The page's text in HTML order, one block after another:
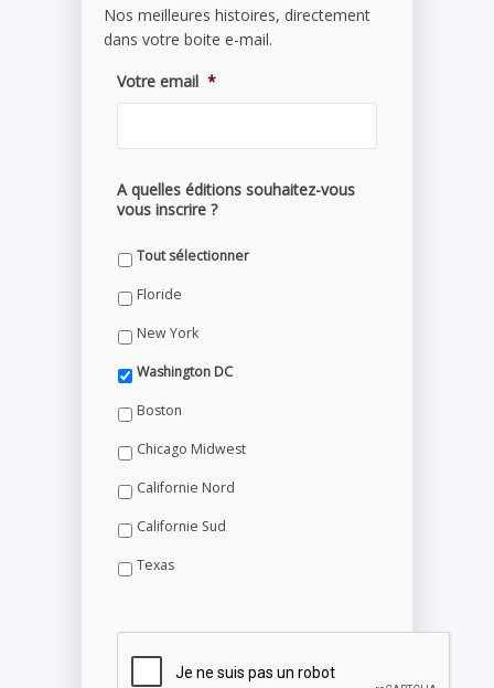
Nos meilleures histoires, directement
dans votre boite e-mail.
Votre email *
A quelles éditions souhaitez-vous
vous inscrire ?
Tout sélectionner
Floride
New York
Washington DC
Boston
Chicago Midwest
Californie Nord
Californie Sud
Texas